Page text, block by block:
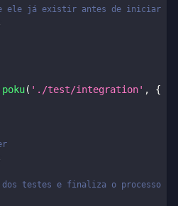
ele já existir antes de iniciar
poku( './test/integration' ,
{
testes e finaliza o processo